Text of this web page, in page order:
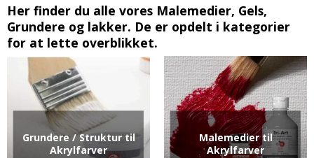
Her finder du alle vores Malemedier, Gels,
Grundere og lakker. De er opdelt i kategorier
for at lette overblikket.
Grundere / Struktur til
Akrylfarver
Malemedier til
Akrylfarver